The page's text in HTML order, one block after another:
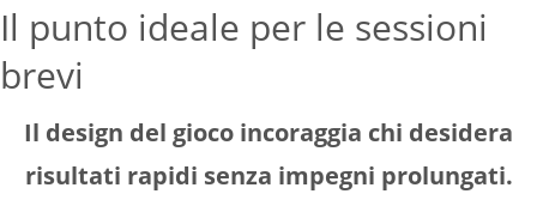
Il punto ideale per le sessioni
brevi
Il design del gioco incoraggia chi desidera
risultati rapidi senza impegni prolungati.